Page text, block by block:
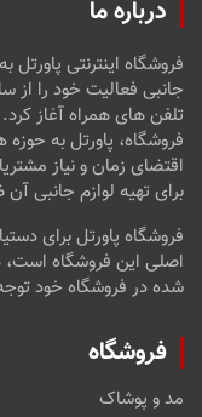
درباره ما
فروشگاه اینترنتی
تلفن های همراه آغاز
فروشگاه، پاورتل به
اقتضای زمان و نیاز
برای تهیه لوازم جانبی
فروشگاه پاورتل برای
اصلی این فروشگاه است،
شده در فروشگاه خود
فروشگاه
مد و پوشاک